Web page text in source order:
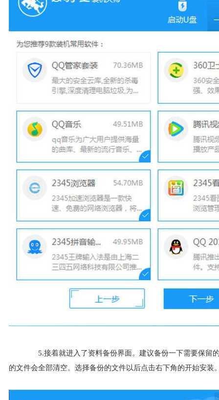
5.接着就进入了资料备份界面。建议备份一下需要保留
的文件会全部清空。选择备份的文件以后点击右下角的开始安装